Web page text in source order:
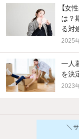
【女
は？
る対
2025
一人
を決
2023
他の人はこんな条件